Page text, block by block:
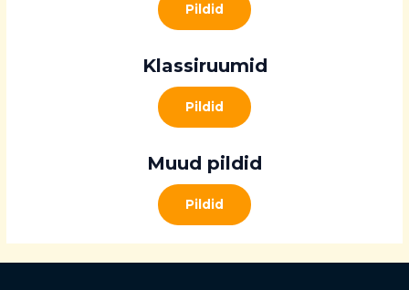
Pildid
Klassiruumid
Pildid
Muud pildid
Pildid